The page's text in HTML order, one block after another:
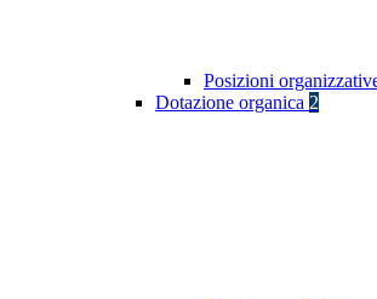
Posizioni
Dotazione organica 2